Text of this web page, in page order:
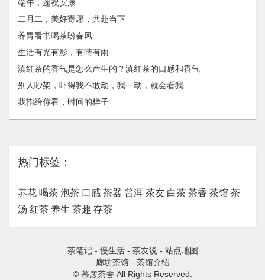
端午，遥祝安康
二月二，美好寄愿，共赴当下
养胃看书喝茶盼春风
生活有光有影，有晴有雨
滇红茶的香气是怎么产生的？滇红茶的口感和香气
别人吵架，吓得我不敢动，我一动，就会看我
我指给你看，时间的样子
热门标签：
养花 喝茶 泡茶 口感 茶器 普洱 茶友 白茶 茶香 茶馆 茶
汤 红茶 养生 茶趣 存茶
茶笔记-慢生活- 茶友说- 站点地图
廊坊茶馆- 茶馆介绍
© 慕彦茶舍 All Rights Reserved.